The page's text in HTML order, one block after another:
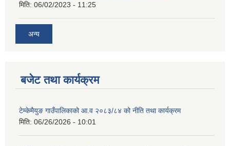
मिति: 06/02/2023 - 11:25
अन्य
बजेट तथा कार्यक्रम
टेम्केमैयुङ गाउँपालिकाको आ.व २०८३/८४ को नीति तथा कार्यक्रम
मिति: 06/26/2026 - 10:01